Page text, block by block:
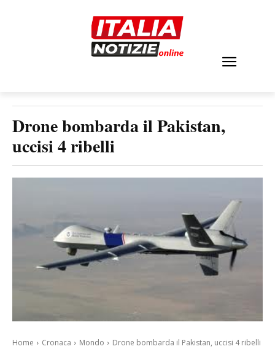
Drone bombarda il Pakistan,
uccisi 4 ribelli
Home Cronaca Mondo Drone bombarda il Pakistan, uccisi 4 ribelli